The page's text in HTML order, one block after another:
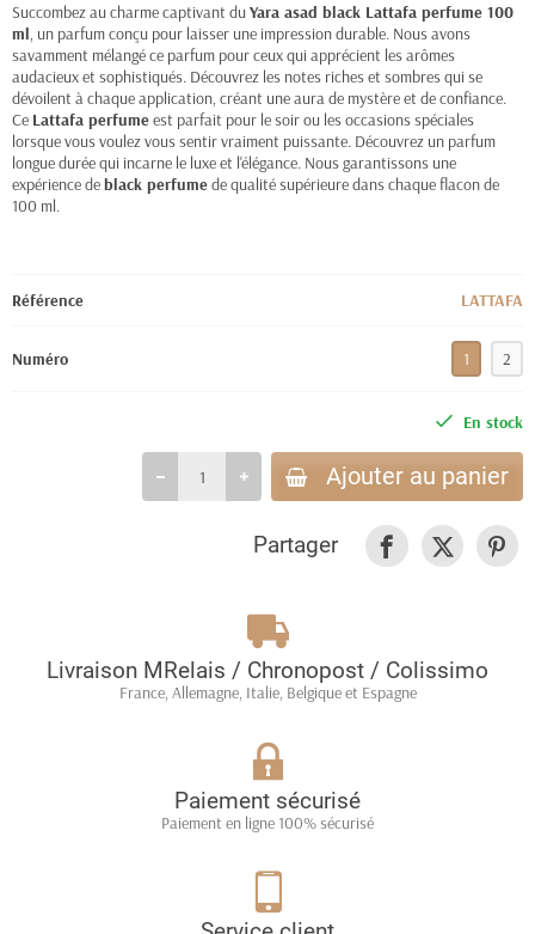
Succombez au charme captivant duYara asad black Lattafa perfume 100
ml, un parfum conçu pour laisser une impression durable. Nous avons
savamment mélangé ce parfum pour ceux qui apprécient les arômes
audacieux et sophistiqués. Découvrez les notes riches et sombres qui se
dévoilent à chaque application, créant une aura de mystère et de confiance.
Ce Lattafa perfumeest parfait pour le soir ou les occasions spéciales
lorsque vous voulez vous sentir vraiment puissante. Découvrez un parfum
longue durée qui incarne le luxe et l'élégance. Nous garantissons une
expérience deblack perfumede qualité supérieure dans chaque flacon de
100 ml.
Référence LATTAFA
Numéro 1 2
En stock
Ajouter au panier
Partager
Livraison MRelais / Chronopost / Colissimo
France, Allemagne, Italie, Belgique et Espagne
Paiement sécurisé
Paiement en ligne 100% sécurisé